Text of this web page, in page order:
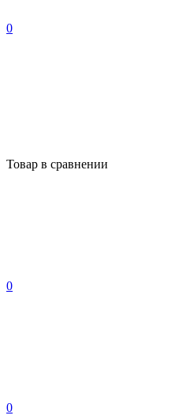
0
Товар в сравнении
0
0